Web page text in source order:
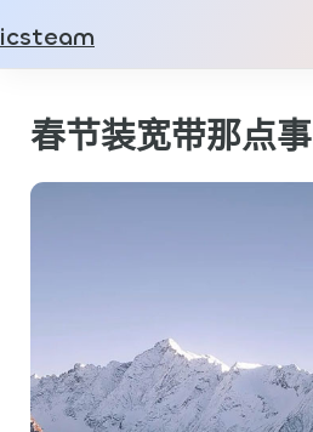
icsteam
春节装宽带那点事